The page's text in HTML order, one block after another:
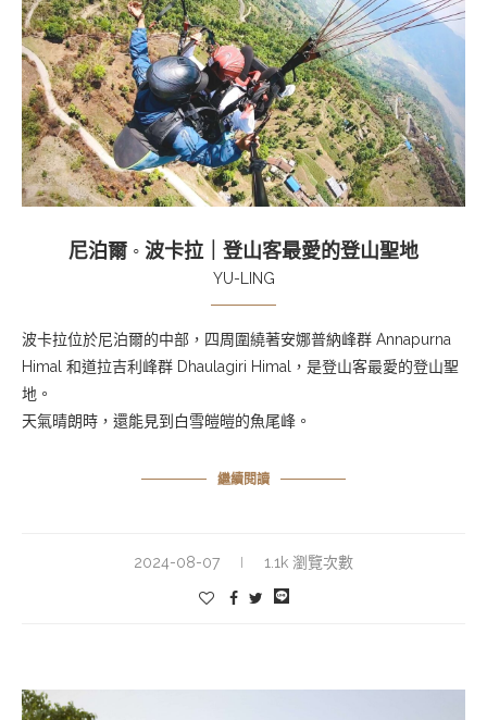
尼泊爾 ◦ 波卡拉｜登山客最愛的登山聖地
YU-LING
波卡拉位於尼泊爾的中部，四周圍繞著安娜普納峰群 Annapurna
Himal 和道拉吉利峰群 Dhaulagiri Himal，是登山客最愛的登山聖
地。
天氣晴朗時，還能見到白雪皚皚的魚尾峰。
繼續閱讀
2024-08-07 1.1k 瀏覽次數